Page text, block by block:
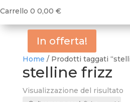
Carrello 0 0,00 €
Home / Prodotti taggati
stelline frizz
Visualizzazione del risultato
In offerta!